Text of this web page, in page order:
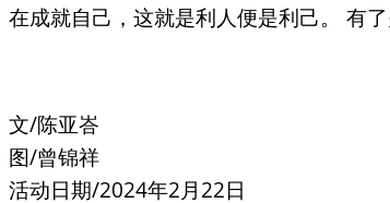
在成就自己，这就是利人便是利己。 有
文/陈亚峇
图/曾锦祥
活动日期/2024年2月22日